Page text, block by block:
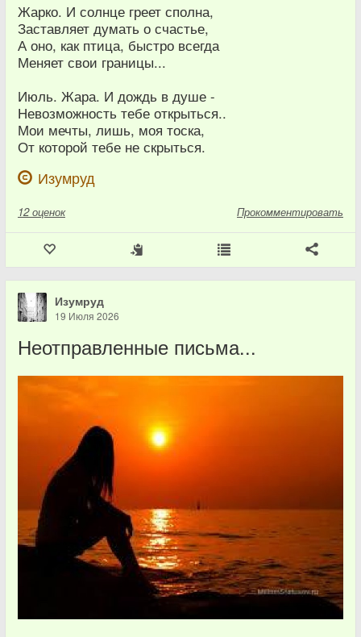
Жарко. И солнце греет сполна,
Заставляет думать о счастье,
А оно, как птица, быстро всегда
Меняет свои границы...
Июль. Жара. И дождь в душе -
Невозможность тебе открыться..
Мои мечты, лишь, моя тоска,
От которой тебе не скрыться.
Изумруд
12 оценок Прокомментировать
Изумруд
19 Июля 2026
Неотправленные письма...